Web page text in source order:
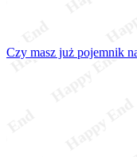
Czy masz już pojemnik